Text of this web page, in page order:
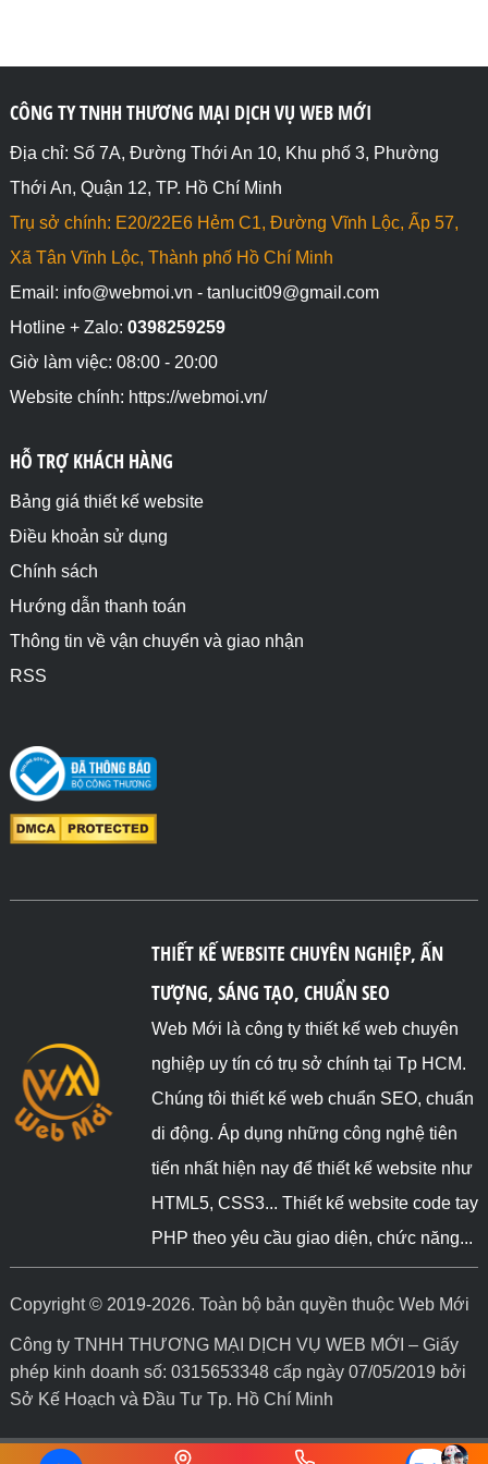
CÔNG TY TNHH THƯƠNG MẠI DỊCH VỤ WEB MỚI
Địa chỉ: Số 7A, Đường Thới An 10, Khu phố 3, Phường
Thới An, Quận 12, TP. Hồ Chí Minh
Trụ sở chính: E20/22E6 Hẻm C1, Đường Vĩnh Lộc, Ấp 57,
Xã Tân Vĩnh Lộc, Thành phố Hồ Chí Minh
Email: info@webmoi.vn - tanlucit09@gmail.com
Hotline + Zalo: 0398259259
Giờ làm việc: 08:00 - 20:00
Website chính: https://webmoi.vn/
HỖ TRỢ KHÁCH HÀNG
Bảng giá thiết kế website
Điều khoản sử dụng
Chính sách
Hướng dẫn thanh toán
Thông tin về vận chuyển và giao nhận
RSS
THIẾT KẾ WEBSITE CHUYÊN NGHIỆP, ẤN
TƯỢNG, SÁNG TẠO, CHUẨN SEO
Web Mới là công ty thiết kế web chuyên
nghiệp uy tín có trụ sở chính tại Tp HCM.
Chúng tôi thiết kế web chuẩn SEO, chuẩn
di động. Áp dụng những công nghệ tiên
tiến nhất hiện nay để thiết kế website như
HTML5, CSS3... Thiết kế website code tay
PHP theo yêu cầu giao diện, chức năng...
Copyright © 2019-2026. Toàn bộ bản quyền thuộc Web Mới
Công ty TNHH THƯƠNG MẠI DỊCH VỤ WEB MỚI – Giấy
phép kinh doanh số: 0315653348 cấp ngày 07/05/2019 bởi
Sở Kế Hoạch và Đầu Tư Tp. Hồ Chí Minh